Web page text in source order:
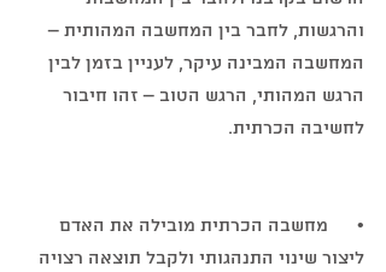
והרגשות, לחבר בין המחשבה המהותית –
המחשבה המבינה עיקר, לעניין בזמן לבין
הרגש המהותי, הרגש הטוב – זהו חיבור
לחשיבה הכרתית.
•      מחשבה הכרתית מובילה את האדם
ליצור שינוי התנהגותי ולקבל תוצאה רצויה